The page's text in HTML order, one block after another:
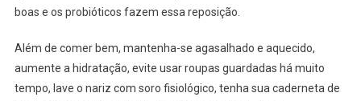
boas e os probióticos fazem essa reposição.
Além de comer bem, mantenha-se agasalhado e aquecido,
aumente a hidratação, evite usar roupas guardadas há muito
tempo, lave o nariz com soro fisiológico, tenha sua caderneta de